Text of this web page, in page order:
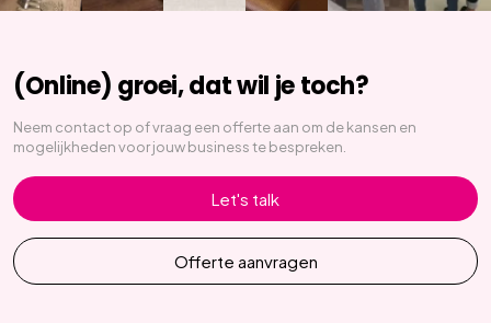
(Online) groei, dat wil je toch?
Neem contact op of vraag een offerte aan om de kansen en
mogelijkheden voor jouw business te bespreken.
Let's talk
Offerte aanvragen